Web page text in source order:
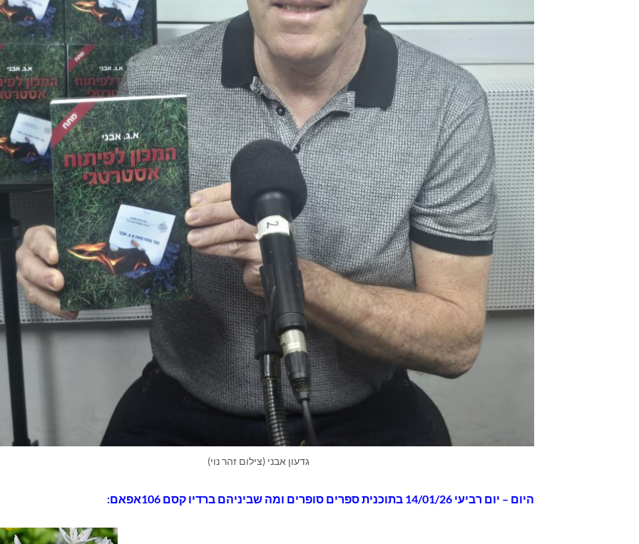
גדעון אבני (צילום זהר נוי)
היום – יום רביעי 14/01/26 בתוכנית ספרים סופרים ומה שביניהם ברדיו קסם 106אפאם: